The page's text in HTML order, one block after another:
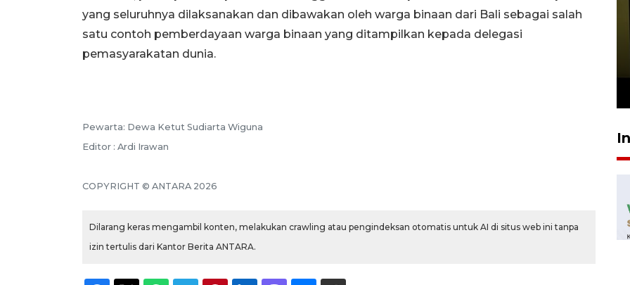
yang seluruhnya dilaksanakan dan dibawakan oleh warga binaan dari Bali sebagai salah
satu contoh pemberdayaan warga binaan yang ditampilkan kepada delegasi
pemasyarakatan dunia.
Pewarta: Dewa Ketut Sudiarta Wiguna
Editor : Ardi Irawan
COPYRIGHT © ANTARA 2026
Dilarang keras mengambil konten, melakukan crawling atau pengindeksan otomatis untuk AI di situs web ini tanpa
izin tertulis dari Kantor Berita ANTARA.
Persiapan Skuad Garuda